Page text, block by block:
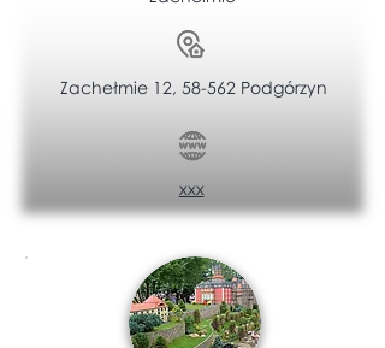
Zachełmie 12, 58-562 Podgórzyn
xxx